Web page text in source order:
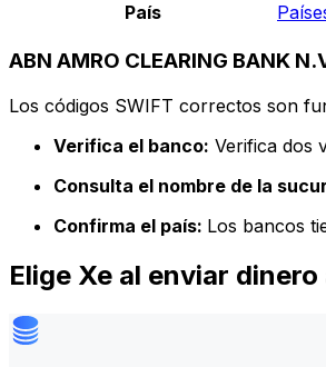
País
ABN AMRO CLEARING BANK
Los códigos SWIFT correctos son
Verifica el banco: Verifica dos
Consulta el nombre de la
Confirma el país: Los bancos
Elige Xe al enviar dinero